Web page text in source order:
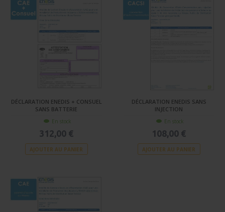
DÉCLARATION ENEDIS + CONSUEL
SANS BATTERIE
En stock
312,00 €
AJOUTER AU PANIER
DÉCLARATION ENEDIS SANS
INJECTION
En stock
108,00 €
AJOUTER AU PANIER